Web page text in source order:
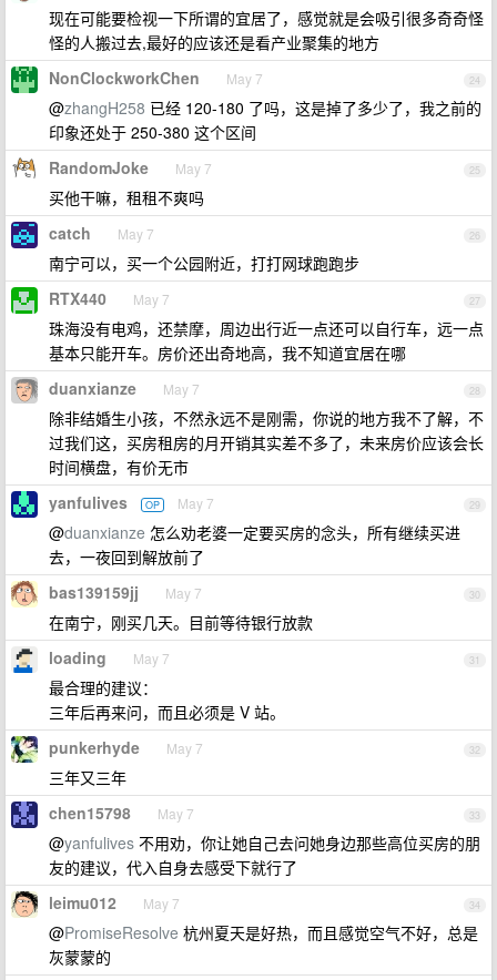
现在可能要检视一下所谓的宜居了，感觉就是会吸引很多奇奇怪
怪的人搬过去,最好的应该还是看产业聚集的地方
24
NonClockworkChen May 7
@zhangH258 已经 120-180 了吗，这是掉了多少了，我之前的
印象还处于 250-380 这个区间
25
RandomJoke May 7
买他干嘛，租租不爽吗
26
catch May 7
南宁可以，买一个公园附近，打打网球跑跑步
27
RTX440 May 7
珠海没有电鸡，还禁摩，周边出行近一点还可以自行车，远一点
基本只能开车。房价还出奇地高，我不知道宜居在哪
28
duanxianze May 7
除非结婚生小孩，不然永远不是刚需，你说的地方我不了解，不
过我们这，买房租房的月开销其实差不多了，未来房价应该会长
时间横盘，有价无市
29
yanfulives OP May 7
@duanxianze 怎么劝老婆一定要买房的念头，所有继续买进
去，一夜回到解放前了
30
bas139159jj May 7
在南宁，刚买几天。目前等待银行放款
31
loading May 7
最合理的建议：
三年后再来问，而且必须是 V 站。
32
punkerhyde May 7
三年又三年
33
chen15798 May 7
@yanfulives 不用劝，你让她自己去问她身边那些高位买房的朋
友的建议，代入自身去感受下就行了
34
leimu012 May 7
@PromiseResolve 杭州夏天是好热，而且感觉空气不好，总是
灰蒙蒙的